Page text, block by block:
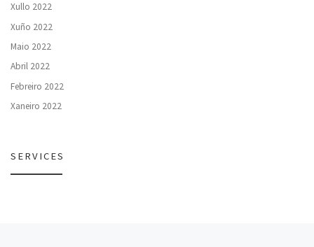
Xullo 2022
Xuño 2022
Maio 2022
Abril 2022
Febreiro 2022
Xaneiro 2022
SERVICES